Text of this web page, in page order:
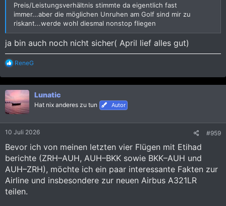
Preis/Leistungsverhältnis stimmte da eigentlich fast
immer...aber die möglichen Unruhen am Golf sind mir zu
riskant...werde wohl diesmal nonstop fliegen
ja bin auch noch nicht sicher( April lief alles gut)
R
a
k
t
i
o
n
ReneG
Lunatic
Hat nix anderes zu tun Autor
10 Juli 2026 #959
Bevor ich von meinen letzten vier Flügen mit Etihad
berichte (ZRH–AUH, AUH–BKK sowie BKK–AUH und
AUH–ZRH), möchte ich ein paar interessante Fakten zur
Airline und insbesondere zur neuen Airbus A321LR
teilen.